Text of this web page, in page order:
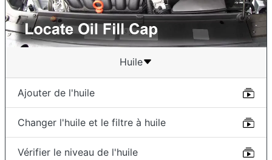
Huile
Ajouter de l'huile
Changer l'huile et le filtre à huile
Vérifier le niveau de l'huile